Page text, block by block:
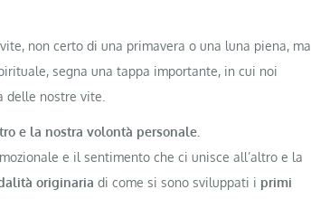
non certo di una primavera o una luna piena, ma
segna una tappa importante, in cui noi
delle nostre vite.
e la nostra volontà personale.
e il sentimento che ci unisce all’altro e la
originaria di come si sono sviluppati i primi